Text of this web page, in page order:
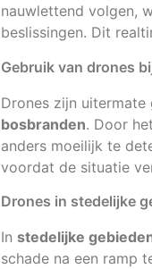
nauwlettend volgen,
beslissingen. Dit
Gebruik van drones
Drones zijn
bosbranden. Door
anders moeilijk te
voordat de situatie
Drones in stedelijke
In stedelijke
schade na een ramp